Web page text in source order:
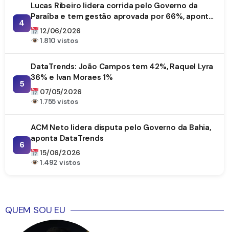
4
Lucas Ribeiro lidera corrida pelo Governo da
Paraíba e tem gestão aprovada por 66%, aponta
DataTrends
12/06/2026
1.810 vistos
5
DataTrends: João Campos tem 42%, Raquel Lyra
36% e Ivan Moraes 1%
07/05/2026
1.755 vistos
6
ACM Neto lidera disputa pelo Governo da Bahia,
aponta DataTrends
15/06/2026
1.492 vistos
QUEM SOU EU